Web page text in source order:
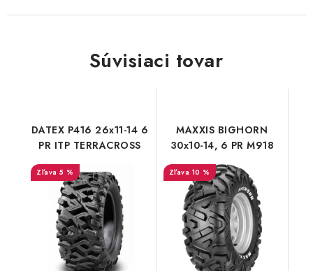
Súvisiaci tovar
DATEX P416 26x11-14 6
PR ITP TERRACROSS
5 %
MAXXIS BIGHORN
30x10-14, 6 PR M918
10 %